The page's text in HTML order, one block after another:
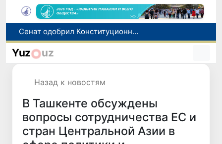
В Ташкенте задержали подозреваемых в распространении крупной партии наркотиков
В Узбекистане упростят назначение пенсий по инвалидности
Yuz uz
Назад к новостям
В Ташкенте обсуждены
вопросы сотрудничества ЕС и
стран Центральной Азии в